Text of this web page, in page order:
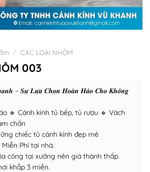
/ CÁC LOẠI NHÔM
003
– 𝑺𝒖̛̣ 𝑳𝒖̛̣𝒂 𝑪𝒉𝒐̣𝒏 𝑯𝒐𝒂̀𝒏 𝑯𝒂̉𝒐 𝑪𝒉𝒐 𝑲𝒉𝒐̂𝒏𝒈
🔹 Cánh kính tủ bếp, tủ rượu 🔹 Vách
chấn
chiếc tủ cánh kính đẹp mê
Phí tại nhà.
công tại xưởng nên giá thành thấp.
khắp 3 miền.